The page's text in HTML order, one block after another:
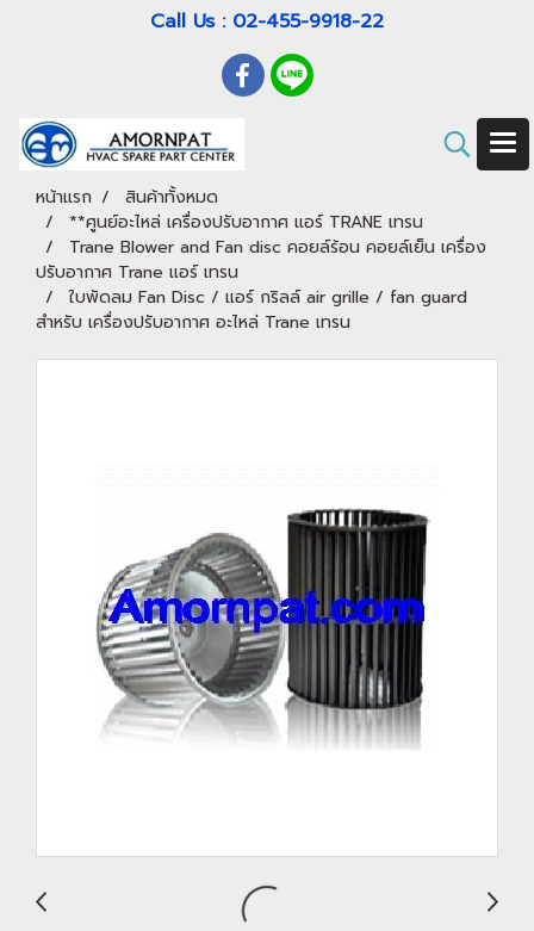
Call Us : 02-455-9918-22
หน้าแรก
สินค้าทั้งหมด
**ศูนย์อะไหล่ เครื่องปรับอากาศ แอร์ TRANE เทรน
Trane Blower and Fan disc คอยล์ร้อน คอยล์เย็น เครื่อง
ปรับอากาศ Trane แอร์ เทรน
ใบพัดลม Fan Disc / แอร์ กริลล์ air grille / fan guard
สำหรับ เครื่องปรับอากาศ อะไหล่ Trane เทรน